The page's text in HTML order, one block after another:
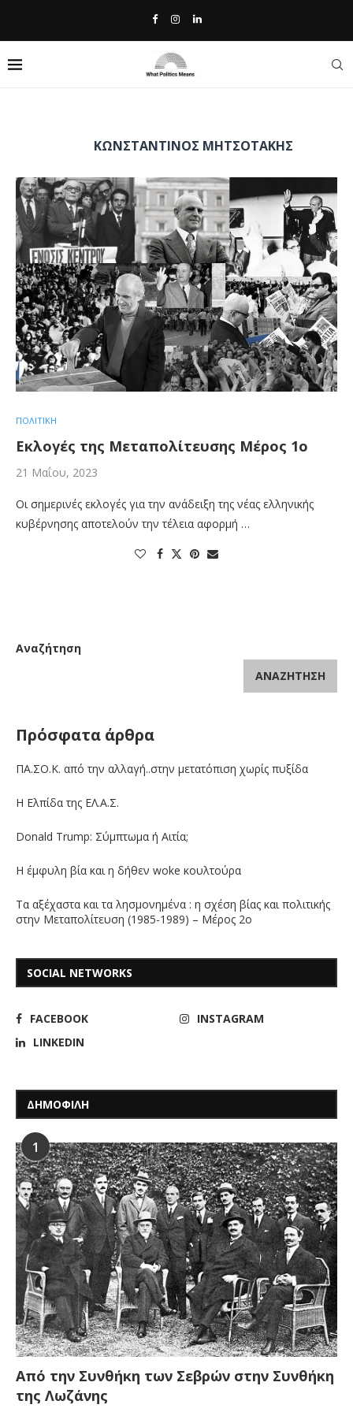
ΚΩΝΣΤΑΝΤΊΝΟΣ ΜΗΤΣΟΤΆΚΗΣ
ΠΟΛΙΤΙΚΗ
Εκλογές της Μεταπολίτευσης Μέρος 1ο
21 Μαΐου, 2023
Οι σημερινές εκλογές για την ανάδειξη της νέας ελληνικής
κυβέρνησης αποτελούν την τέλεια αφορμή …
Αναζήτηση
ΑΝΑΖΉΤΗΣΗ
Πρόσφατα άρθρα
ΠΑ.ΣΟ.Κ. από την αλλαγή..στην μετατόπιση χωρίς πυξίδα
Η Ελπίδα της ΕΛ.Α.Σ.
Donald Trump: Σύμπτωμα ή Αιτία;
Η έμφυλη βία και η δήθεν woke κουλτούρα
Τα αξέχαστα και τα λησμονημένα : η σχέση βίας και πολιτικής
στην Μεταπολίτευση (1985-1989) – Μέρος 2ο
SOCIAL NETWORKS
FACEBOOK
INSTAGRAM
LINKEDIN
ΔΗΜΟΦΙΛΗ
1
Από την Συνθήκη των Σεβρών στην Συνθήκη
της Λωζάνης